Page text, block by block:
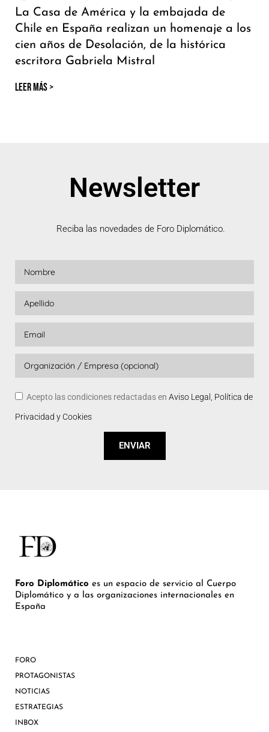
La Casa de América y la embajada de
Chile en España realizan un homenaje a los
cien años de Desolación, de la histórica
escritora Gabriela Mistral
LEER MÁS >
Newsletter
Reciba las novedades de Foro Diplomático.
Acepto las condiciones redactadas en Aviso Legal, Política de
Privacidad y Cookies
ENVIAR
Foro Diplomático es un espacio de servicio al Cuerpo
Diplomático y a las organizaciones internacionales en
España
FORO
PROTAGONISTAS
NOTICIAS
ESTRATEGIAS
INBOX